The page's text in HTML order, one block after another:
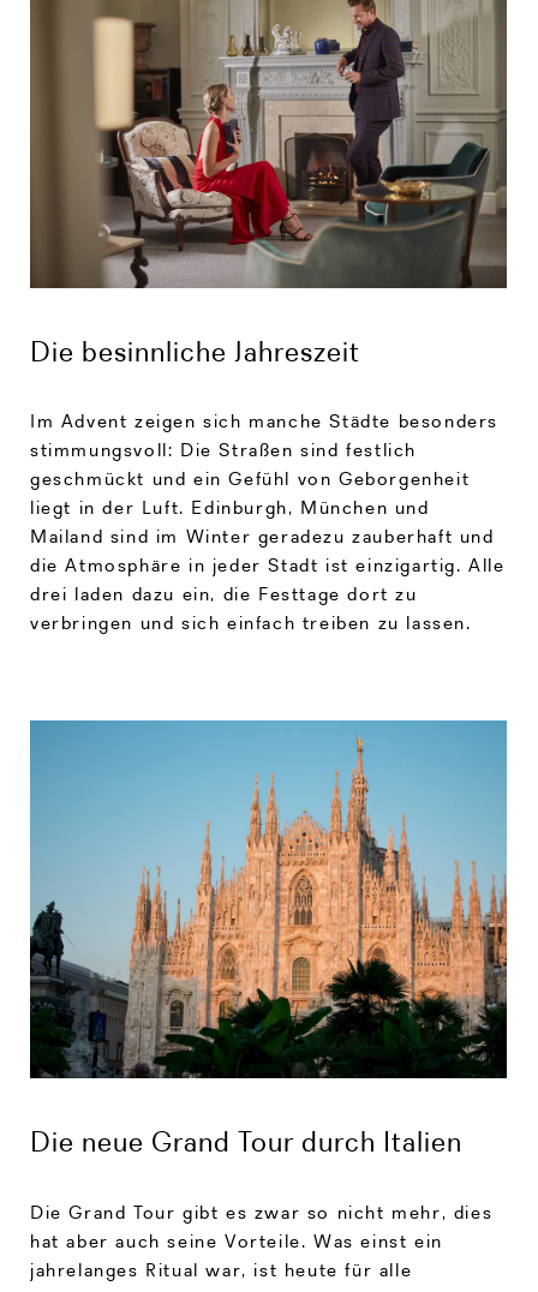
Die besinnliche Jahreszeit
Im Advent zeigen sich manche Städte besonders
stimmungsvoll: Die Straßen sind festlich
geschmückt und ein Gefühl von Geborgenheit
liegt in der Luft. Edinburgh, München und
Mailand sind im Winter geradezu zauberhaft und
die Atmosphäre in jeder Stadt ist einzigartig. Alle
drei laden dazu ein, die Festtage dort zu
verbringen und sich einfach treiben zu lassen.
Die neue Grand Tour durch Italien
Die Grand Tour gibt es zwar so nicht mehr, dies
hat aber auch seine Vorteile. Was einst ein
jahrelanges Ritual war, ist heute für alle